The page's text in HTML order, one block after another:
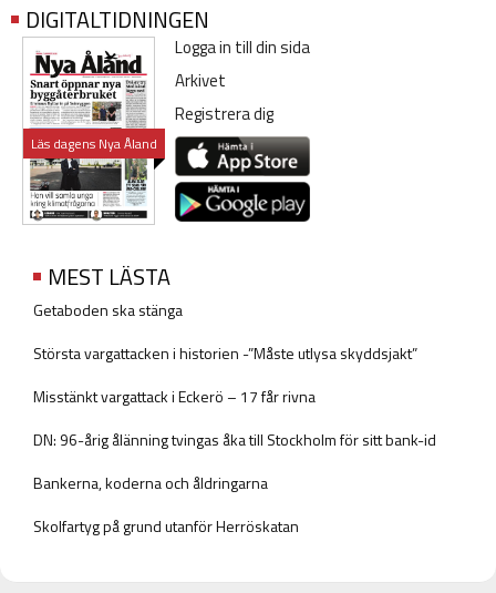
DIGITALTIDNINGEN
Läs dagens Nya Åland
Logga in till din sida
Arkivet
Registrera dig
MEST LÄSTA
Getaboden ska stänga
Största vargattacken i historien -”Måste utlysa skyddsjakt”
Misstänkt vargattack i Eckerö – 17 får rivna
DN: 96-årig ålänning tvingas åka till Stockholm för sitt bank-id
Bankerna, koderna och åldringarna
Skolfartyg på grund utanför Herröskatan